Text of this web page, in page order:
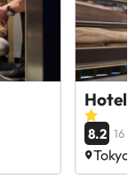
Hotel
8.2 16